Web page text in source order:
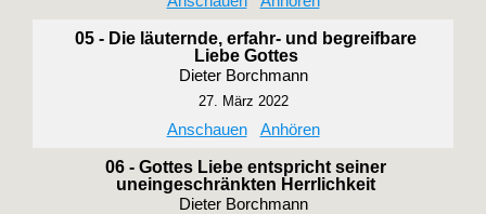
05 - Die läuternde, erfahr- und begreifbare
Liebe Gottes
Dieter Borchmann
27. März 2022
Anschauen Anhören
06 - Gottes Liebe entspricht seiner
uneingeschränkten Herrlichkeit
Dieter Borchmann